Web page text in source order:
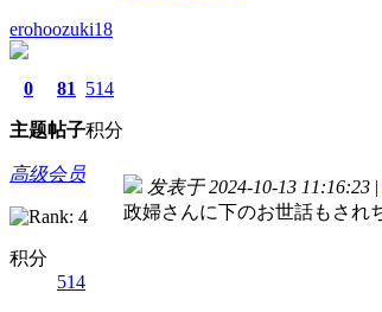
erohoozuki18
0
主题
81
帖子
514
积分
高级会员
积分
514
发表于 2024-10-13 11:16:23 |
政婦さんに下のお世話もされ